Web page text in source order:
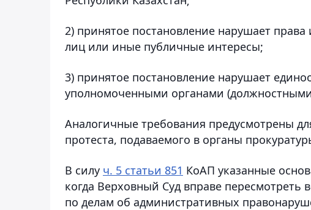
2) принятое постановление нарушает
лиц или иные публичные интересы;
3) принятое постановление нарушает
уполномоченными органами
Аналогичные требования предусмотрены
протеста, подаваемого в органы
В силу ч. 5 статьи 851 КоАП указанные
когда Верховный Суд вправе пересмотреть
по делам об административных